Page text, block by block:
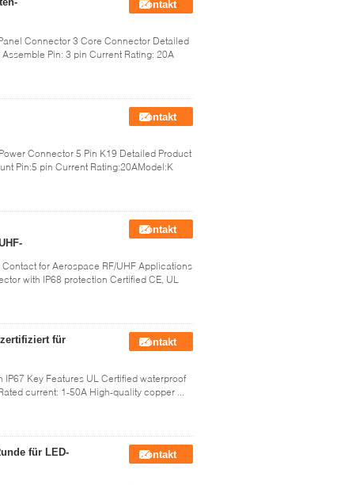
Kontakt
Connector 3 Core Connector Detailed
Pin: 3 pin Current Rating: 20A
Kontakt
Connector 5 Pin K19 Detailed Product
Pin:5 pin Current Rating:20AModel:K
Kontakt
for Aerospace RF/UHF Applications
with IP68 protection Certified CE, UL
zertifiziert für
Kontakt
Key Features UL Certified waterproof
current: 1-50A High-quality copper ...
für LED-
Kontakt